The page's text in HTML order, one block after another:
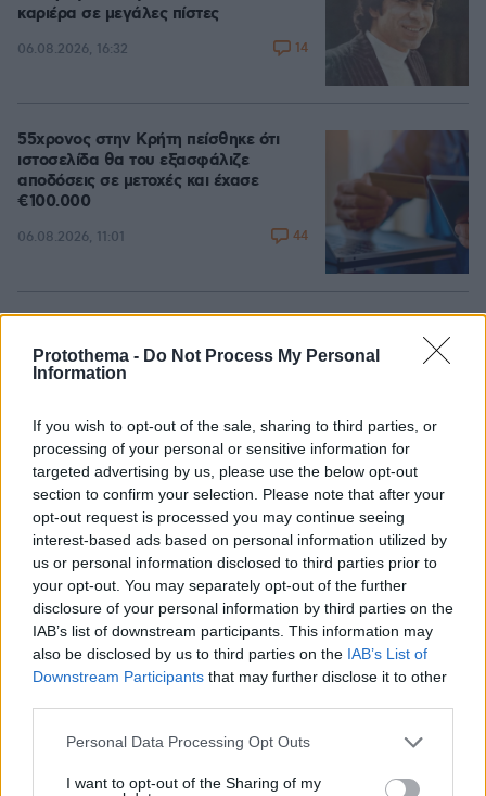
Protothema - Do Not Process My Personal
Information
If you wish to opt-out of the sale, sharing to third parties, or
processing of your personal or sensitive information for
targeted advertising by us, please use the below opt-out
section to confirm your selection. Please note that after your
opt-out request is processed you may continue seeing
interest-based ads based on personal information utilized by
us or personal information disclosed to third parties prior to
your opt-out. You may separately opt-out of the further
disclosure of your personal information by third parties on the
IAB’s list of downstream participants. This information may
also be disclosed by us to third parties on the IAB’s List of
Downstream Participants that may further disclose it to other
Please note that this website/app uses one or more Google
not limited to your visit or usage behaviour. You may click to
Personal Data Processing Opt Outs
I want to opt-out of the Sharing of my
καριέρα σε μεγάλες πίστες
06.08.2026, 16:32 14
55χρονος στην Κρήτη πείσθηκε ότι
ιστοσελίδα θα του εξασφάλιζε
αποδόσεις σε μετοχές και έχασε
€100.000
06.08.2026, 11:01 44
Χαμενεΐ στην Τεχεράνη: Βρέθηκαν σε
ένα σκοτεινό αυτοκίνητο, άκουγαν,
06.08.2026, 13:37 37
Με κλαρίνα και μοιρολόγια το
τελευταίο αντίο στον Λάκη Χαλκιά στο
A' Νεκροταφείο, συντετριμμένη η
οικογένειά του
06.08.2026, 13:10 19
Καρχαρίες τίγρεις, οι «σκουπιδοφάγοι»
μέχρι γάτες και προφυλακτικά,